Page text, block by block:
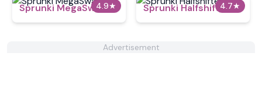
4.9★
Sprunki MegaSwap 4.7★
Sprunki Halfshifted
Advertisement